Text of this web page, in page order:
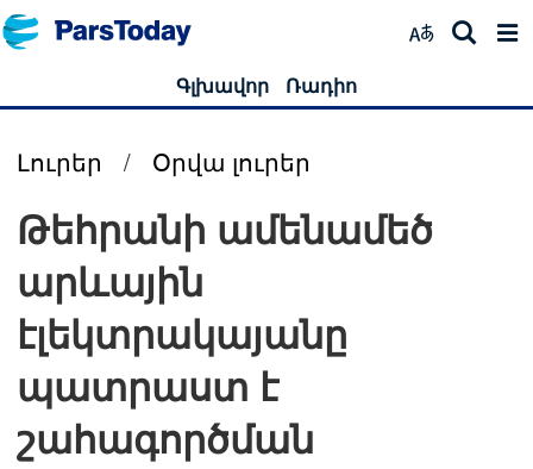
Գլխավոր Ռադիո
Լուրեր / Օրվա լուրեր
Թեհրանի ամենամեծ
արևային
էլեկտրակայանը
պատրաստ է
շահագործման